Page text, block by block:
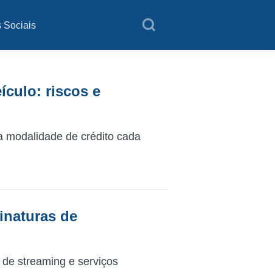
Sociais
riscos e
modalidade de crédito cada
de
streaming e serviços